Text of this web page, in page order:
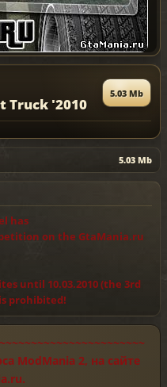
Truck '2010
5.03 Mb
5.03 Mb
has
on the GtaMania.ru
until 10.03.2010 (the 3rd
prohibited!
ModMania 2, на сайте